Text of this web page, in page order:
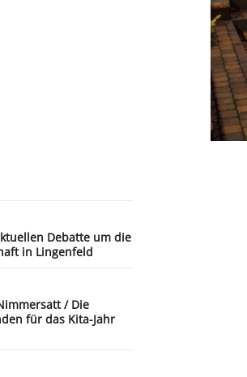
Debatte um die
in Lingenfeld
/ Die
für das Kita-Jahr